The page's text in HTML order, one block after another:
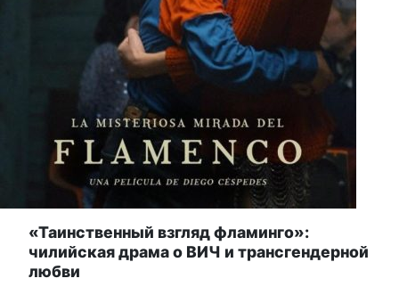
«Таинственный взгляд фламинго»:
чилийская драма о ВИЧ и трансгендерной
любви